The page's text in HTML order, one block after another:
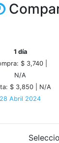
1 día
$ 3,740 |
N/A
$ 3,850 | N/A
28 Abril 2024